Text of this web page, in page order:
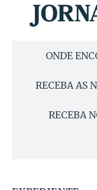
ONDE
RECEBA AS
RECEBA